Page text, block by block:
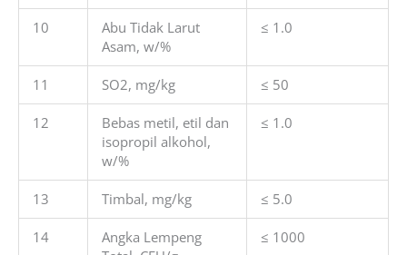
10
Abu Tidak Larut
Asam, w/%
≤ 1.0
11 SO2, mg/kg ≤ 50
12
Bebas metil, etil dan
isopropil alkohol,
w/%
≤ 1.0
13 Timbal, mg/kg ≤ 5.0
14
Angka Lempeng
≤ 1000